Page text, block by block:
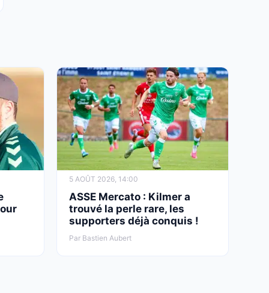
5 AOÛT 2026, 14:00
ASSE Mercato : Kilmer a
trouvé la perle rare, les
supporters déjà conquis !
Par Bastien Aubert